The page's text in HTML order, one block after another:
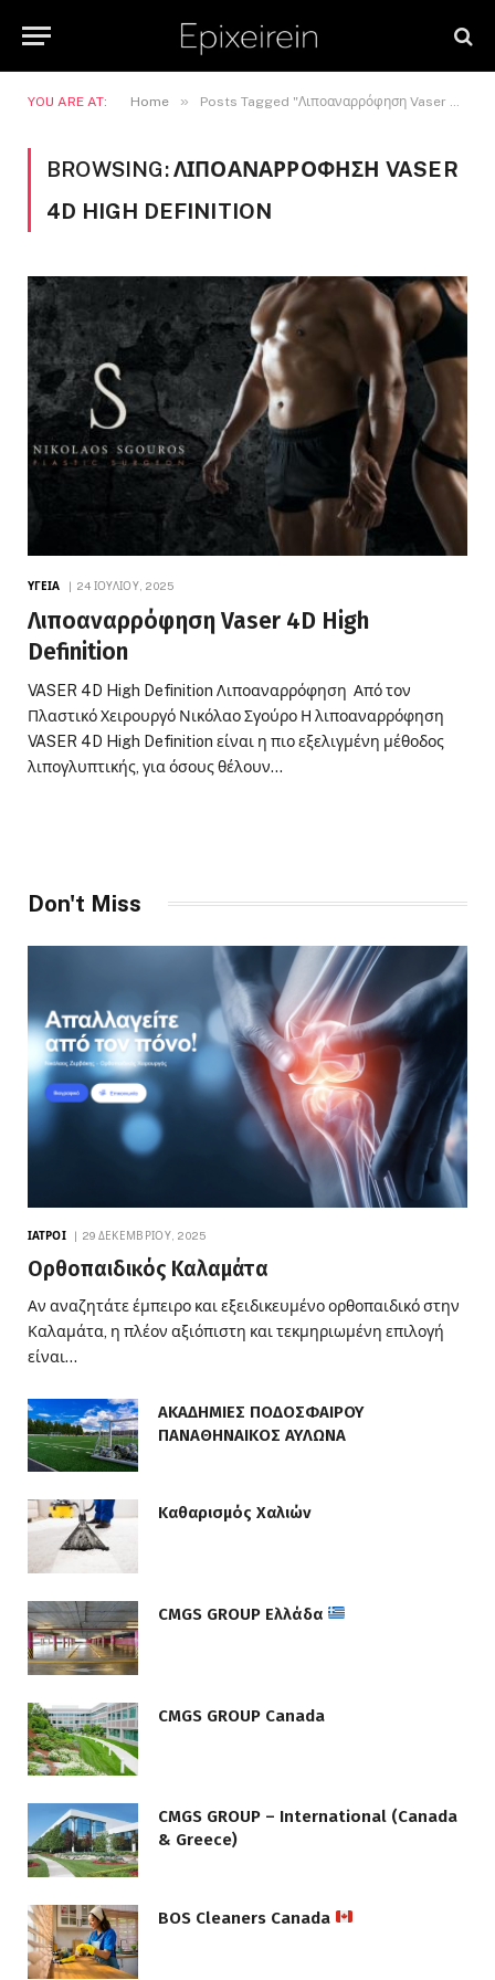
YOU ARE AT: Home » Posts Tagged "Λιποαναρρόφηση Vaser 4D High Definition"
BROWSING:ΛΙΠΟΑΝΑΡΡΌΦΗΣΗ VASER
4D HIGH DEFINITION
ΥΓΕΊΑ 24 ΙΟΥΛΊΟΥ, 2025
Λιποαναρρόφηση Vaser 4D High
Definition
VASER 4D High Definition Λιποαναρρόφηση Από τον
Πλαστικό Χειρουργό Νικόλαο Σγούρο Η λιποαναρρόφηση
VASER 4D High Definition είναι η πιο εξελιγμένη μέθοδος
λιπογλυπτικής, για όσους θέλουν…
Don't Miss
ΙΑΤΡΟΊ 29 ΔΕΚΕΜΒΡΊΟΥ, 2025
Ορθοπαιδικός Καλαμάτα
Αν αναζητάτε έμπειρο και εξειδικευμένο ορθοπαιδικό στην
Καλαμάτα, η πλέον αξιόπιστη και τεκμηριωμένη επιλογή
είναι…
ΑΚΑΔΗΜΙΕΣ ΠΟΔΟΣΦΑΙΡΟΥ
ΠΑΝΑΘΗΝΑΙΚΟΣ ΑΥΛΩΝΑ
Καθαρισμός Χαλιών
CMGS GROUP Ελλάδα
CMGS GROUP Canada
CMGS GROUP – International (Canada
& Greece)
BOS Cleaners Canada